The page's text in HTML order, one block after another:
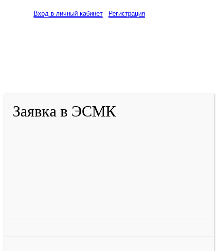
Вход в личный кабинет Регистрация
Заявка в ЭСМК